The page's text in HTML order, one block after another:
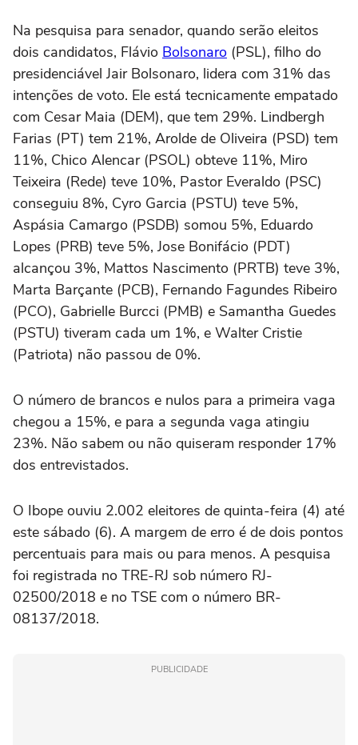
Na pesquisa para senador, quando serão eleitos
dois candidatos, Flávio Bolsonaro (PSL), filho do
presidenciável Jair Bolsonaro, lidera com 31% das
intenções de voto. Ele está tecnicamente empatado
com Cesar Maia (DEM), que tem 29%. Lindbergh
Farias (PT) tem 21%, Arolde de Oliveira (PSD) tem
11%, Chico Alencar (PSOL) obteve 11%, Miro
Teixeira (Rede) teve 10%, Pastor Everaldo (PSC)
conseguiu 8%, Cyro Garcia (PSTU) teve 5%,
Aspásia Camargo (PSDB) somou 5%, Eduardo
Lopes (PRB) teve 5%, Jose Bonifácio (PDT)
alcançou 3%, Mattos Nascimento (PRTB) teve 3%,
Marta Barçante (PCB), Fernando Fagundes Ribeiro
(PCO), Gabrielle Burcci (PMB) e Samantha Guedes
(PSTU) tiveram cada um 1%, e Walter Cristie
(Patriota) não passou de 0%.
O número de brancos e nulos para a primeira vaga
chegou a 15%, e para a segunda vaga atingiu
23%. Não sabem ou não quiseram responder 17%
dos entrevistados.
O Ibope ouviu 2.002 eleitores de quinta-feira (4) até
este sábado (6). A margem de erro é de dois pontos
percentuais para mais ou para menos. A pesquisa
foi registrada no TRE-RJ sob número RJ-
02500/2018 e no TSE com o número BR-
08137/2018.
PUBLICIDADE